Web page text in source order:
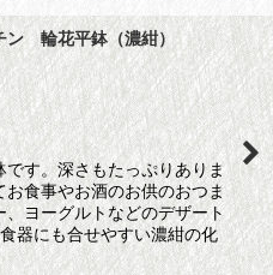
ン 輪花平鉢（濃紺）
です。深さもたっぷりありま
お食事やお酒のお供のおつま
、ヨーグルトなどのデザート
器にも合せやすい濃紺の化